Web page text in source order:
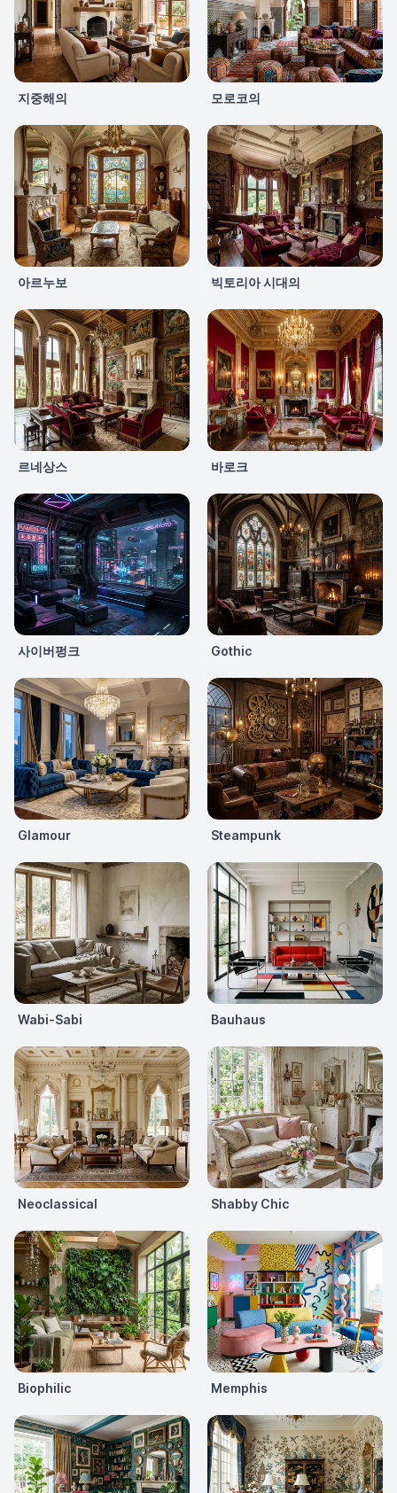
지중해의 모로코의
아르누보 빅토리아 시대의
르네상스 바로크
사이버펑크 Gothic
Glamour Steampunk
Wabi-Sabi Bauhaus
Neoclassical Shabby Chic
Biophilic Memphis